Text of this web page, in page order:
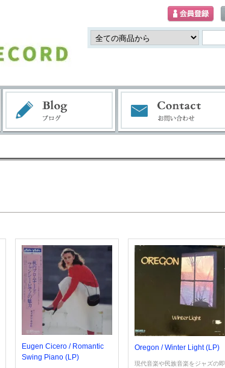
Eugen Cicero / Romantic
Swing Piano (LP)
Oregon / Winter Light (LP)
現代音楽や民族音楽をジャズの即